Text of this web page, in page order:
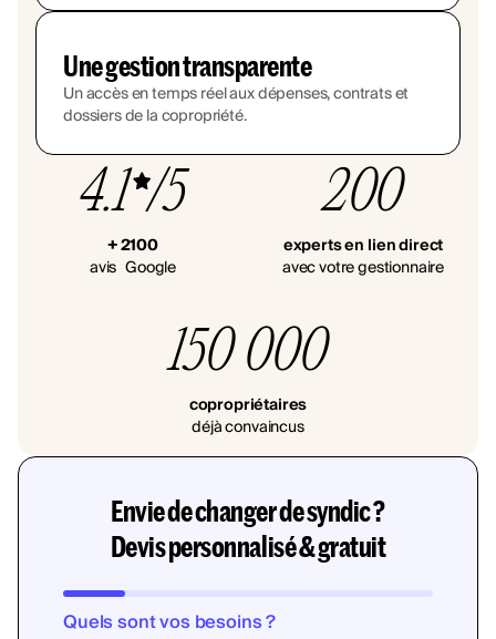
Une gestion transparente
Un accès en temps réel aux dépenses, contrats et
dossiers de la copropriété.
4.1 /5
+ 2100
avis Google
200
experts en lien direct
avec votre gestionnaire
150 000
copropriétaires
déjà convaincus
Envie de changer de syndic ?
Devis personnalisé & gratuit
Quels sont vos besoins ?